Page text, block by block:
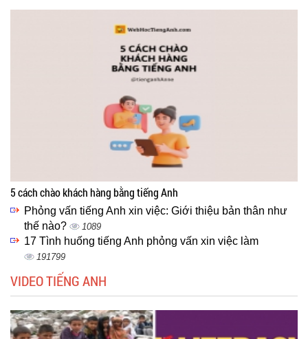
5 cách chào khách hàng bằng tiếng Anh
Phỏng vấn tiếng Anh xin việc: Giới thiệu bản thân như
thế nào?
1089
17 Tình huống tiếng Anh phỏng vấn xin việc làm
191799
VIDEO TIẾNG ANH